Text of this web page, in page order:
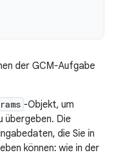
der GCM-Aufgabe
-Objekt, um
übergeben. Die
die Sie in
können: wie in der